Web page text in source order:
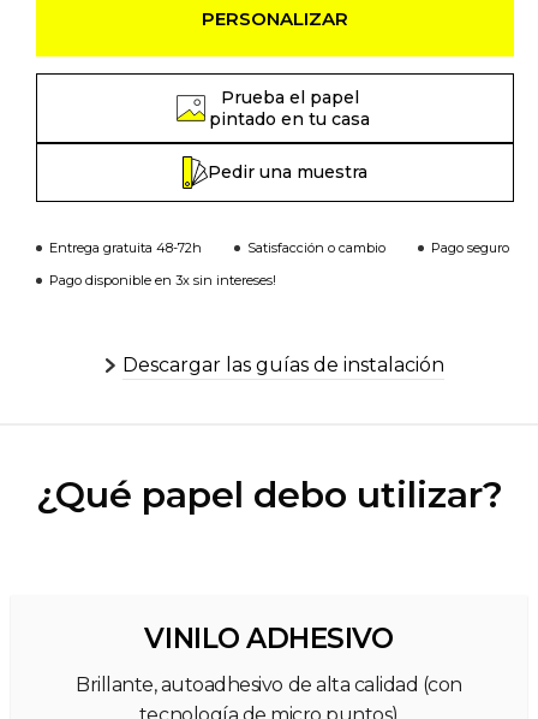
PERSONALIZAR
Prueba el papel
pintado en tu casa
Pedir una muestra
Entrega gratuita 48-72h Satisfacción o cambio
Pago seguro
Pago disponible en 3x sin intereses!
Descargar las guías de instalación
¿Qué papel debo utilizar?
VINILO ADHESIVO
Brillante, autoadhesivo de alta calidad (con
tecnología de micro puntos)